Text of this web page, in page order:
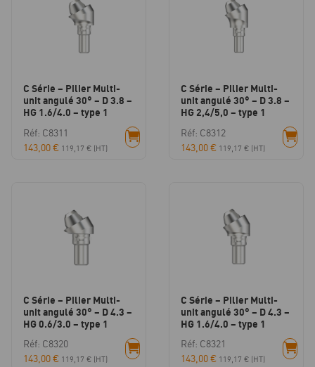
C Série – Pilier Multi-
unit angulé 30° – D 3.8 –
HG 1.6/4.0 – type 1
Réf: C8311
143,00€ 119,17 € (HT)
C Série – Pilier Multi-
unit angulé 30° – D 3.8 –
HG 2,4/5,0 – type 1
Réf: C8312
143,00€ 119,17 € (HT)
C Série – Pilier Multi-
unit angulé 30° – D 4.3 –
HG 0.6/3.0 – type 1
Réf: C8320
143,00€ 119,17 € (HT)
C Série – Pilier Multi-
unit angulé 30° – D 4.3 –
HG 1.6/4.0 – type 1
Réf: C8321
143,00€ 119,17 € (HT)